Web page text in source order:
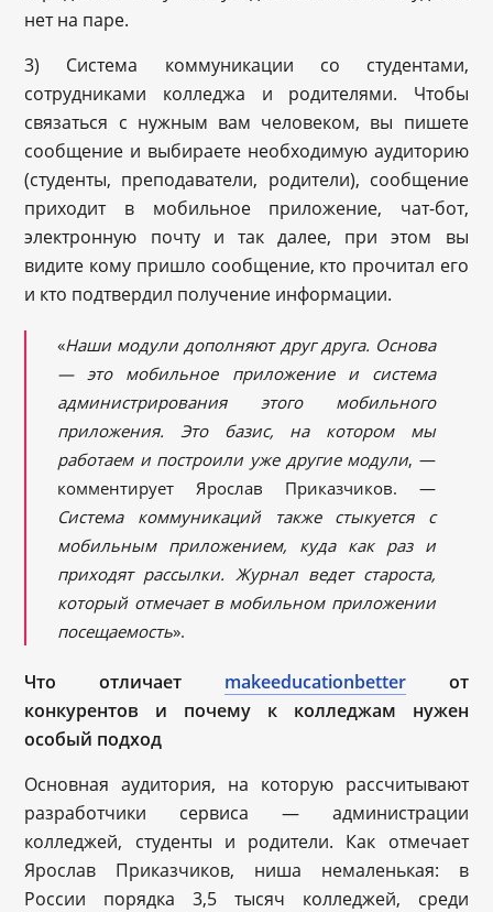
нет на паре.
3) Система коммуникации со студентами,
сотрудниками колледжа и родителями. Чтобы
связаться с нужным вам человеком, вы пишете
сообщение и выбираете необходимую аудиторию
(студенты, преподаватели, родители), сообщение
приходит в мобильное приложение, чат-бот,
электронную почту и так далее, при этом вы
видите кому пришло сообщение, кто прочитал его
и кто подтвердил получение информации.
«Наши модули дополняют друг друга. Основа
— это мобильное приложение и система
администрирования этого мобильного
приложения. Это базис, на котором мы
работаем и построили уже другие модули, —
комментирует Ярослав Приказчиков. —
Система коммуникаций также стыкуется с
мобильным приложением, куда как раз и
приходят рассылки. Журнал ведет староста,
который отмечает в мобильном приложении
посещаемость».
Что отличает makeeducationbetterот
конкурентов и почему к колледжам нужен
особый подход
Основная аудитория, на которую рассчитывают
разработчики сервиса — администрации
колледжей, студенты и родители. Как отмечает
Ярослав Приказчиков, ниша немаленькая: в
России порядка 3,5 тысяч колледжей, среди